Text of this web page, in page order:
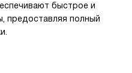
быстрое и
предоставляя полный